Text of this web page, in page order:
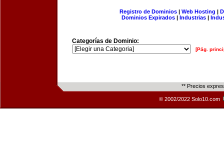
Registro de Dominios| Web Hosting |
Dominios Expirados | Industrias |
Categorías de Dominio:
[Pág.
** Precios
© 2002/2022 Solo10.com